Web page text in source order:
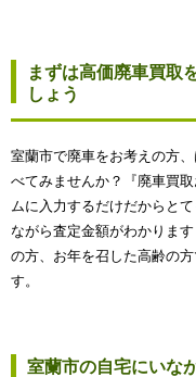
まずは高価廃車買取
しょう
室蘭市で廃車をお考えの方
べてみませんか？『廃車買
ムに入力するだけだからと
ながら査定金額がわかりま
の方、お年を召した高齢の
す。
室蘭市の自宅にいな